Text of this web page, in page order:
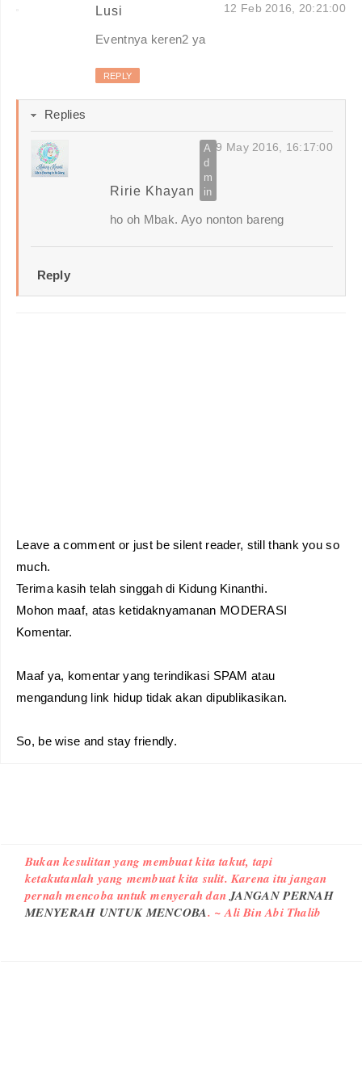
Lusi 12 Feb 2016, 20:21:00
Eventnya keren2 ya
REPLY
Replies
Ririe Khayan
9 May 2016, 16:17:00
ho oh Mbak. Ayo nonton bareng
Reply
Leave a comment or just be silent reader, still thank you so
much.
Terima kasih telah singgah di Kidung Kinanthi.
Mohon maaf, atas ketidaknyamanan MODERASI
Komentar.
Maaf ya, komentar yang terindikasi SPAM atau
mengandung link hidup tidak akan dipublikasikan.
So, be wise and stay friendly.
Bukan kesulitan yang membuat kita takut, tapi
ketakutanlah yang membuat kita sulit. Karena itu jangan
pernah mencoba untuk menyerah danJANGAN PERNAH
MENYERAH UNTUK MENCOBA. ~ Ali Bin Abi Thalib